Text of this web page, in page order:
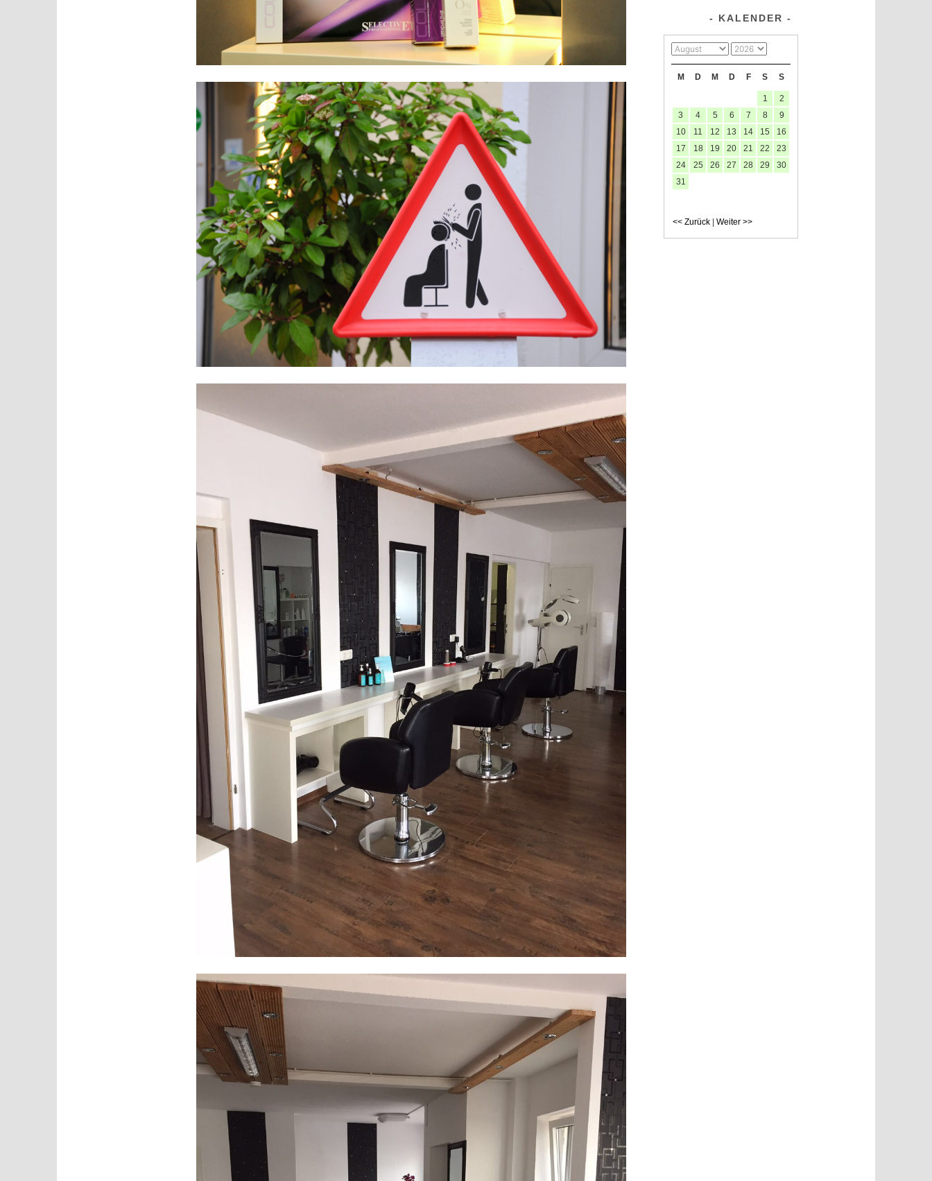
KALENDER
M D M D F S S
<< Zurück Weiter >>
1
2
3
4 5 6 7 8
9
10
11 12 13 14 15
16
17
18 19 20 21 22
23
24
25 26 27 28 29
30
31